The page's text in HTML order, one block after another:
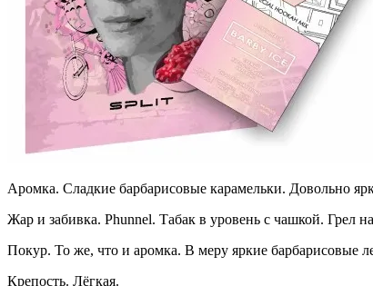
Аромка. Сладкие барбарисовые карамельки. Довольно
Жар и забивка. Phunnel. Табак в уровень с чашкой. Грел
Покур. То же, что и аромка. В меру яркие барбарисовые
Крепость. Лёгкая.